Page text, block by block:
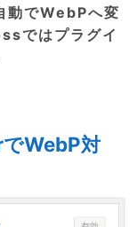
動でWebPへ変
ではプラグイ
WebP対